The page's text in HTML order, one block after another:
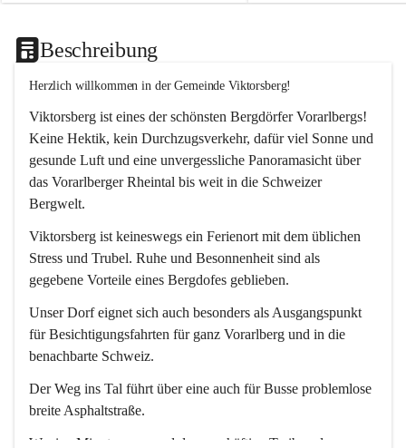
Beschreibung
Herzlich willkommen in der Gemeinde Viktorsberg!
Viktorsberg ist eines der schönsten Bergdörfer Vorarlbergs!
Keine Hektik, kein Durchzugsverkehr, dafür viel Sonne und
gesunde Luft und eine unvergessliche Panoramasicht über
das Vorarlberger Rheintal bis weit in die Schweizer
Bergwelt.
Viktorsberg ist keineswegs ein Ferienort mit dem üblichen
Stress und Trubel. Ruhe und Besonnenheit sind als
gegebene Vorteile eines Bergdofes geblieben.
Unser Dorf eignet sich auch besonders als Ausgangspunkt
für Besichtigungsfahrten für ganz Vorarlberg und in die
benachbarte Schweiz.
Der Weg ins Tal führt über eine auch für Busse problemlose
breite Asphaltstraße.
Wenige Minuten nur, und das geschäftige Treiben der